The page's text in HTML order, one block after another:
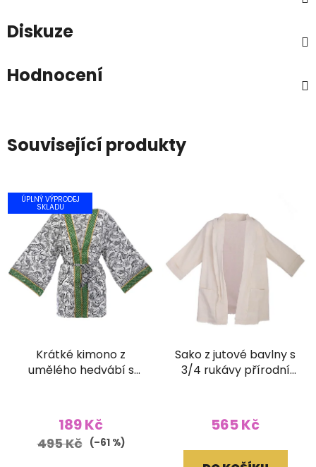
Diskuze
Hodnocení
Související produkty
ÚPLNÝ VÝPRODEJ
SKLADU
Krátké kimono z
umělého hedvábí s
189 Kč
495 Kč (–61 %)
Sako z jutové bavlny s
3/4 rukávy přírodní
565 Kč